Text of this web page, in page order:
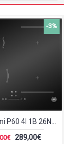
-3%
Bertazzoni P60 4I 1B 26NVS Επαγωγική Εστία Αυτόνομη
289,00€